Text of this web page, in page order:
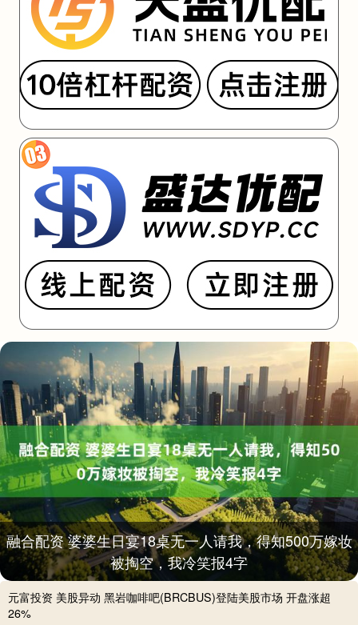
融合配资 婆婆生日宴18桌无一人请我，得知500万嫁妆
被掏空，我冷笑报4字
元富投资 美股异动 黑岩咖啡吧(BRCBUS)登陆美股市场 开盘涨超
26%